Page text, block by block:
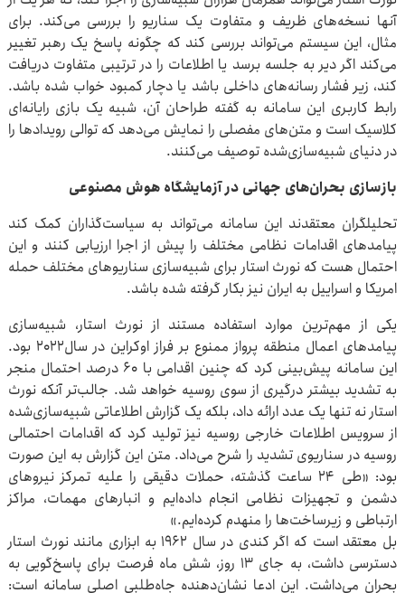
آنها نسخه‌های ظریف و متفاوت یک سناریو را بررسی می‌کند. برای
مثال، این سیستم می‌تواند بررسی کند که چگونه پاسخ یک رهبر تغییر
می‌کند اگر دیر به جلسه برسد یا اطلاعات را در ترتیبی متفاوت دریافت
کند، زیر فشار رسانه‌های داخلی باشد یا دچار کمبود خواب شده باشد.
رابط کاربری این سامانه به گفته طراحان آن، شبیه یک بازی رایانه‌ای
کلاسیک است و متن‌های مفصلی را نمایش می‌دهد که توالی رویدادها را
در دنیای شبیه‌سازی‌شده توصیف می‌کنند.
بازسازی بحران‌های جهانی در آزمایشگاه هوش مصنوعی
تحلیلگران معتقدند این سامانه می‌تواند به سیاست‌گذاران کمک کند
پیامدهای اقدامات نظامی مختلف را پیش از اجرا ارزیابی کنند و این
احتمال هست که نورث استار برای شبیه‌سازی سناریوهای مختلف حمله
امریکا و اسراییل به ایران نیز بکار گرفته شده باشد.
یکی از مهم‌ترین موارد استفاده مستند از نورث استار، شبیه‌سازی
پیامدهای اعمال منطقه پرواز ممنوع بر فراز اوکراین در سال۲۰۲۲ بود.
این سامانه پیش‌بینی کرد که چنین اقدامی با ۶۰ درصد احتمال منجر
به تشدید بیشتر درگیری از سوی روسیه خواهد شد. جالب‌تر آنکه نورث
استار نه تنها یک عدد ارائه داد، بلکه یک گزارش اطلاعاتی شبیه‌سازی‌شده
از سرویس اطلاعات خارجی روسیه نیز تولید کرد که اقدامات احتمالی
روسیه در سناریوی تشدید را شرح می‌داد. متن این گزارش به این صورت
بود: «طی ۲۴ ساعت گذشته، حملات دقیقی را علیه تمرکز نیروهای
دشمن و تجهیزات نظامی انجام داده‌ایم و انبارهای مهمات، مراکز
ارتباطی و زیرساخت‌ها را منهدم کرده‌ایم.»
بل معتقد است که اگر کندی در سال ۱۹۶۲ به ابزاری مانند نورث استار
دسترسی داشت، به جای ۱۳ روز، شش ماه فرصت برای پاسخ‌گویی به
بحران می‌داشت. این ادعا نشان‌دهنده جاه‌طلبی اصلی سامانه است: